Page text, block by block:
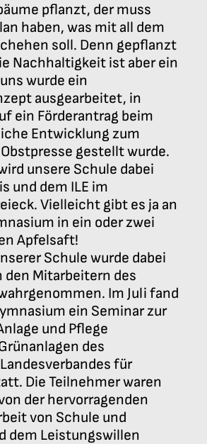
pflanzt, der muss
haben, was mit all dem
soll. Denn gepflanzt
Nachhaltigkeit ist aber ein
wurde ein
ausgearbeitet, in
ein Förderantrag beim
Entwicklung zum
gestellt wurde.
unsere Schule dabei
und dem ILE im
Vielleicht gibt es ja an
in ein oder zwei
Apfelsaft!
Schule wurde dabei
den Mitarbeitern des
Im Juli fand
ein Seminar zur
und Pflege
des
für
Die Teilnehmer waren
der hervorragenden
von Schule und
dem Leistungswillen